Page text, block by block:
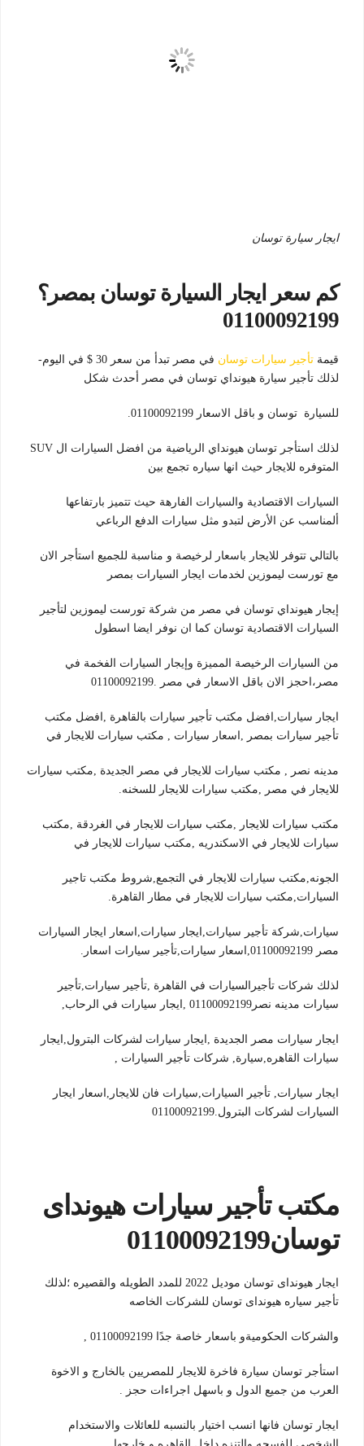
ايجار سيارة توسان
كم سعر ايجار السيارة توسان بمصر؟
01100092199
قيمة تأجير سيارات توسان
في مصر تبدأ من سعر 30 $ في اليوم-
لذلك تأجير سيارة هيونداي توسان في مصر أحدث شكل
للسيارة توسان و باقل الاسعار 01100092199.
لذلك استأجر توسان هيونداي الرياضية من افضل السيارات ال SUV
المتوفره للايجار حيث انها سياره تجمع بين
السيارات الاقتصادية والسيارات الفارهة حيث تتميز بارتفاعها
ألمناسب عن الأرض لتبدو مثل سيارات الدفع الرباعي
بالتالي تتوفر للايجار باسعار لرخيصة و مناسبة للجميع استأجر الان
مع تورست ليموزين لخدمات ايجار السيارات بمصر
إيجار هيونداي توسان في مصر من شركة تورست ليموزين لتأجير
السيارات الاقتصادية توسان كما ان نوفر ايضا اسطول
من السيارات الرخيصة المميزة وإيجار السيارات الفخمة في
مصر،احجز الان باقل الاسعار في مصر .01100092199
ايجار سيارات,افضل مكتب تأجير سيارات بالقاهرة ,افضل مكتب
تأجير سيارات بمصر ,اسعار سيارات , مكتب سيارات للايجار في
مدينه نصر , مكتب سيارات للايجار في مصر الجديدة ,مكتب سيارات
للايجار في مصر ,مكتب سيارات للايجار للسخنه.
مكتب سيارات للايجار ,مكتب سيارات للايجار في الغردقة ,مكتب
سيارات للايجار في الاسكندريه ,مكتب سيارات للايجار في
الجونه,مكتب سيارات للايجار في التجمع,شروط مكتب تاجير
السيارات,مكتب سيارات للايجار في مطار القاهرة.
سيارات,شركة تأجير سيارات,ايجار سيارات,اسعار ايجار السيارات
مصر 01100092199,اسعار سيارات,تأجير سيارات اسعار.
لذلك شركات تأجيرالسيارات في القاهرة ,تأجير سيارات,تأجير
سيارات مدينه نصر01100092199 ,ايجار سيارات في الرحاب,
ايجار سيارات مصر الجديدة ,ايجار سيارات لشركات البترول,ايجار
سيارات القاهره,سيارة, شركات تأجير السيارات ,
ايجار سيارات, تأجير السيارات,سيارات فان للايجار,اسعار ايجار
السيارات لشركات البترول.01100092199
مكتب تأجير سيارات هيونداى
توسان01100092199
ايجار هيونداى توسان موديل 2022 للمدد الطويله والقصيره ؛لذلك
تأجير سياره هيونداى توسان للشركات الخاصه
والشركات الحكوميةو باسعار خاصة جدًا 01100092199 ,
استأجر توسان سيارة فاخرة للايجار للمصريين بالخارج و الاخوة
العرب من جميع الدول و باسهل اجراءات حجز .
ايجار توسان فانها انسب اختيار بالنسبه للعائلات والاستخدام